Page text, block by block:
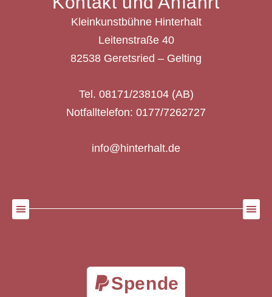
Kleinkunstbühne Hinterhalt
Leitenstraße 40
82538 Geretsried – Gelting
Tel. 08171/238104 (AB)
Notfalltelefon: 0177/7262727
info@hinterhalt.de
Spende